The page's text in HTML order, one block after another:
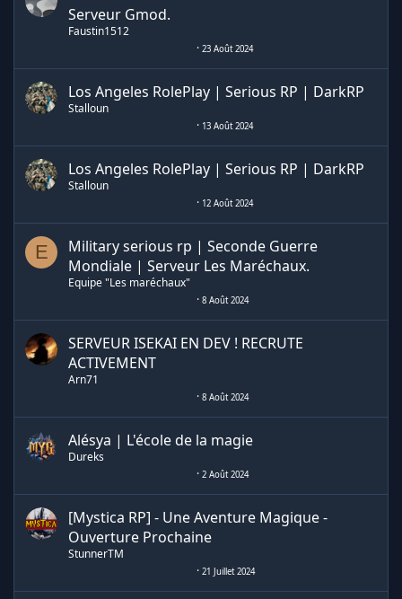
Serveur Gmod.
Faustin1512
23 Août 2024
Los Angeles RolePlay | Serious RP | DarkRP
Stalloun
13 Août 2024
Los Angeles RolePlay | Serious RP | DarkRP
Stalloun
12 Août 2024
E
Military serious rp | Seconde Guerre
Mondiale | Serveur Les Maréchaux.
Equipe "Les maréchaux"
8 Août 2024
SERVEUR ISEKAI EN DEV ! RECRUTE
ACTIVEMENT
Arn71
8 Août 2024
Alésya | L'école de la magie
Dureks
2 Août 2024
[Mystica RP] - Une Aventure Magique -
Ouverture Prochaine
StunnerTM
21 Juillet 2024